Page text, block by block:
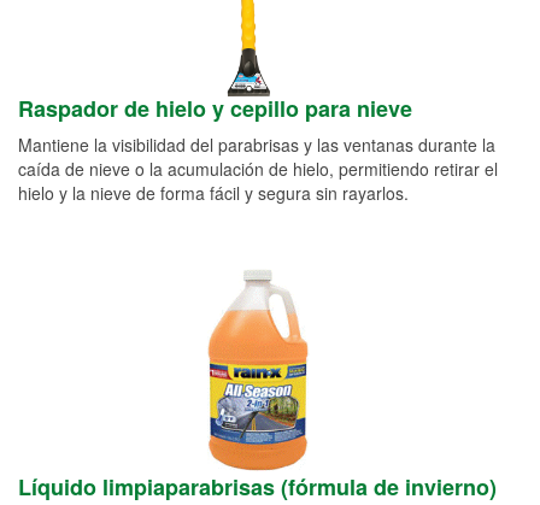
Raspador de hielo y cepillo para nieve
Mantiene la visibilidad del parabrisas y las ventanas durante la
caída de nieve o la acumulación de hielo, permitiendo retirar el
hielo y la nieve de forma fácil y segura sin rayarlos.
Líquido limpiaparabrisas (fórmula de invierno)